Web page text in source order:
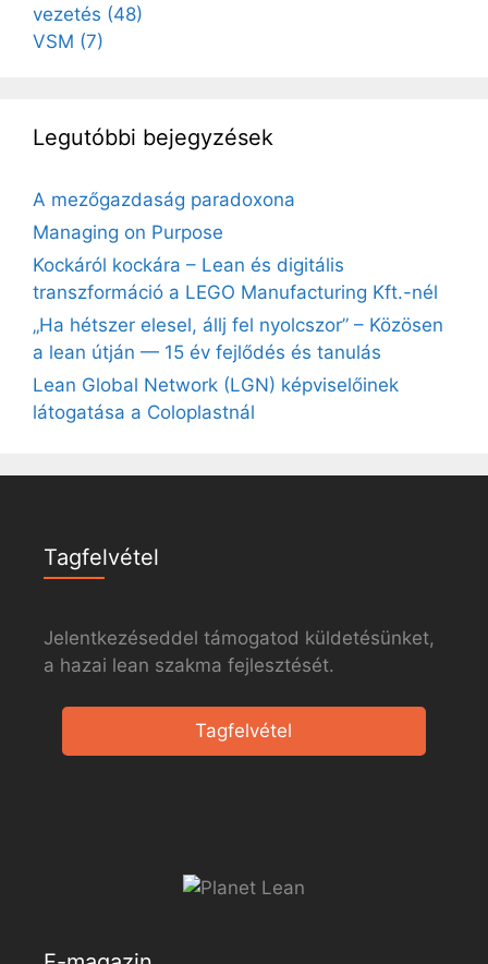
vezetés (48)
VSM (7)
Legutóbbi bejegyzések
A mezőgazdaság paradoxona
Managing on Purpose
Kockáról kockára – Lean és digitális
transzformáció a LEGO Manufacturing Kft.-nél
„Ha hétszer elesel, állj fel nyolcszor” – Közösen
a lean útján — 15 év fejlődés és tanulás
Lean Global Network (LGN) képviselőinek
látogatása a Coloplastnál
Tagfelvétel
Jelentkezéseddel támogatod küldetésünket,
a hazai lean szakma fejlesztését.
Tagfelvétel